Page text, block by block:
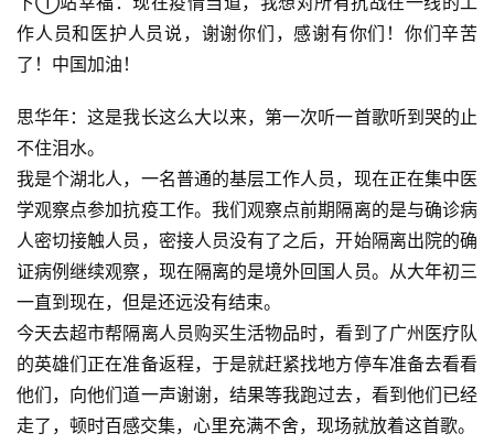
作人员和医护人员说，谢谢你们，感谢有你们！你们辛苦
了！中国加油！
思华年：这是我长这么大以来，第一次听一首歌听到哭的止
不住泪水。
我是个湖北人，一名普通的基层工作人员，现在正在集中医
学观察点参加抗疫工作。我们观察点前期隔离的是与确诊病
人密切接触人员，密接人员没有了之后，开始隔离出院的确
证病例继续观察，现在隔离的是境外回国人员。从大年初三
一直到现在，但是还远没有结束。
今天去超市帮隔离人员购买生活物品时，看到了广州医疗队
的英雄们正在准备返程，于是就赶紧找地方停车准备去看看
他们，向他们道一声谢谢，结果等我跑过去，看到他们已经
走了，顿时百感交集，心里充满不舍，现场就放着这首歌。